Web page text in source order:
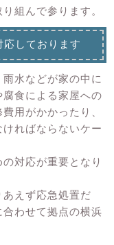
組んで参ります。
しております
水などが家の中に
食による家屋への
用がかかったり、
ればならないケー
対応が重要となり
えず応急処置だ
わせて拠点の横浜